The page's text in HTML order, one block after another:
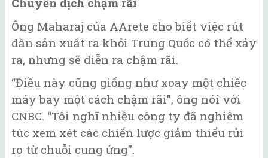
Ông Maharaj của AArete cho biết việc rút
dần sản xuất ra khỏi Trung Quốc có thể xảy
ra, nhưng sẽ diễn ra chậm rãi.
“Điều này cũng giống như xoay một chiếc
máy bay một cách chậm rãi”, ông nói với
CNBC. “Tôi nghĩ nhiều công ty đã nghiêm
túc xem xét các chiến lược giảm thiểu rủi
ro từ chuỗi cung ứng”.